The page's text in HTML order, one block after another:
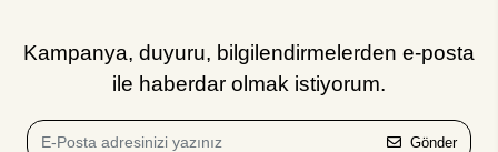
Kampanya, duyuru, bilgilendirmelerden e-posta
ile haberdar olmak istiyorum.
Gönder